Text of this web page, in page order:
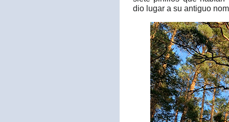
dio lugar a su antiguo